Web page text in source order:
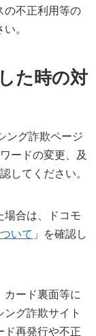
の不正利用等の
。
た時の対
ング詐欺ページ
ードの変更、及
してください。
場合は、ドコモ
いて 」を確認し
カード裏面等に
グ詐欺サイト
ド再発行や不正